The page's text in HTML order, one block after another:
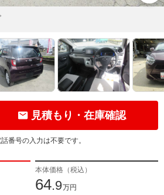
見積もり・在庫確認
番号の入力は不要です。
本体価格（税込）
64.9万円